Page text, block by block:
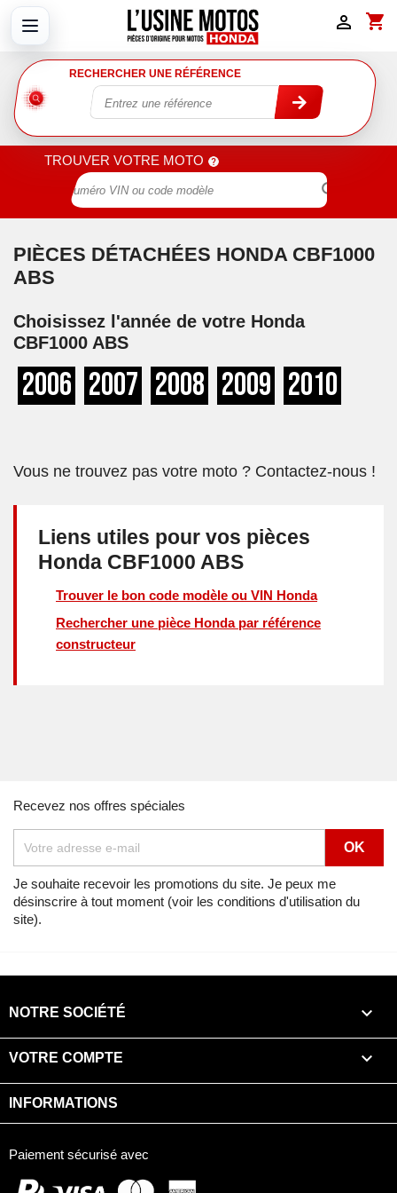
shopping_cart

RECHERCHER UNE RÉFÉRENCE
TROUVER VOTRE MOTO

PIÈCES DÉTACHÉES HONDA CBF1000
ABS
Choisissez l'année de votre Honda
CBF1000 ABS
2006 2007 2008 2009 2010
Vous ne trouvez pas votre moto ? Contactez-nous !
Liens utiles pour vos pièces
Honda CBF1000 ABS
Trouver le bon code modèle ou VIN Honda
Rechercher une pièce Honda par référence
constructeur
Recevez nos offres spéciales
Je souhaite recevoir les promotions du site. Je peux me
désinscrire à tout moment (voir les conditions d'utilisation du
site).
NOTRE SOCIÉTÉ 
VOTRE COMPTE 
INFORMATIONS
Paiement sécurisé avec